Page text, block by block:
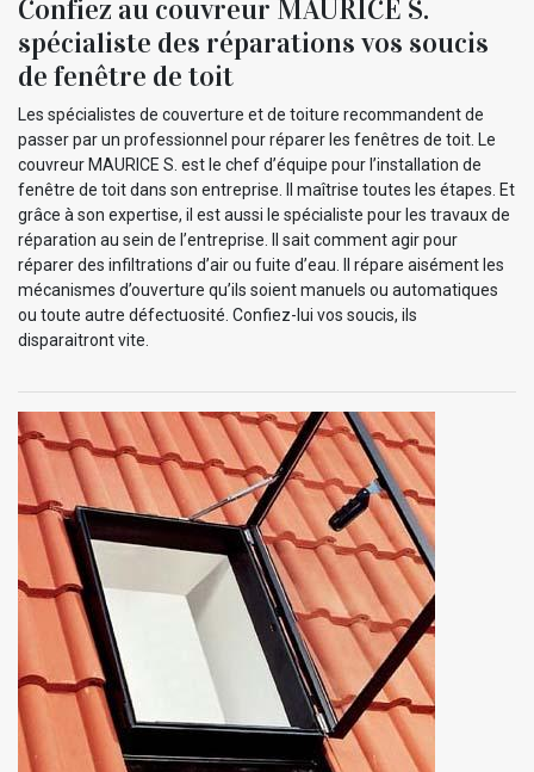
Confiez au couvreur MAURICE S.
spécialiste des réparations vos soucis
de fenêtre de toit
Les spécialistes de couverture et de toiture recommandent de
passer par un professionnel pour réparer les fenêtres de toit. Le
couvreur MAURICE S. est le chef d’équipe pour l’installation de
fenêtre de toit dans son entreprise. Il maîtrise toutes les étapes. Et
grâce à son expertise, il est aussi le spécialiste pour les travaux de
réparation au sein de l’entreprise. Il sait comment agir pour
réparer des infiltrations d’air ou fuite d’eau. Il répare aisément les
mécanismes d’ouverture qu’ils soient manuels ou automatiques
ou toute autre défectuosité. Confiez-lui vos soucis, ils
disparaitront vite.